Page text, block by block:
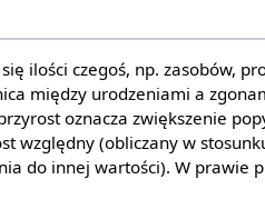
ilości czegoś, np. zasobów,
między urodzeniami a
oznacza zwiększenie
względny (obliczany w
do innej wartości). W prawie